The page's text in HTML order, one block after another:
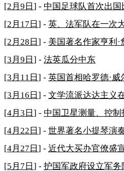
[2月9日 ] - 中国足球队首次出国
[2月17日 ] - 英、法军队在一次
[2月28日 ] - 美国著名作家亨利·
[3月9日 ] - 法英瓜分中东
[3月11日 ] - 英国首相哈罗德·威
[3月16日 ] - 文学流派达达主义
[4月3日 ] - 中国卫星测量、控
[4月22日 ] - 世界著名小提琴演
[4月27日 ] - 近代大买办官僚盛
[5月7日 ] - 护国军政府设立军务